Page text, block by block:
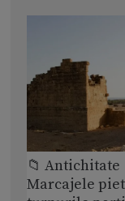
📁 Antichitate
Marcajele